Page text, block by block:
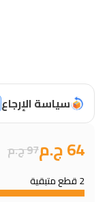
سياسة الإرجاع
64 ج.م 97 ج.م
2 قطع متبقية